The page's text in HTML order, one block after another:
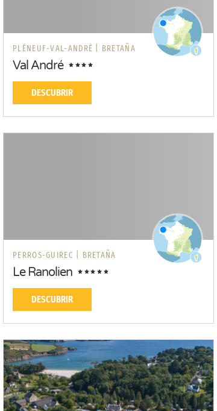
PLÉNEUF-VAL-ANDRÉ | BRETAÑA
Val André
DESCUBRIR
PERROS-GUIREC | BRETAÑA
Le Ranolien
DESCUBRIR